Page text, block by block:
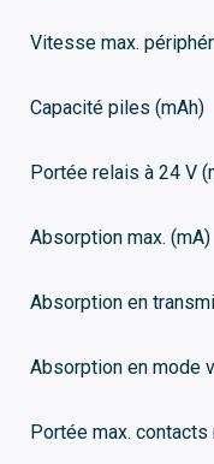
Vitesse max.
Capacité piles (mAh)
Portée relais à 24 V
Absorption max. (mA)
Absorption en
Absorption en mode
Portée max.